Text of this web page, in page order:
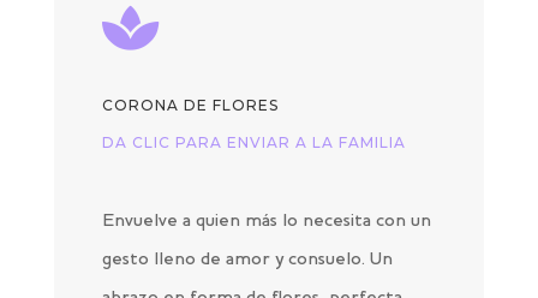

CORONA DE FLORES
DA CLIC PARA ENVIAR A LA FAMILIA
Envuelve a quien más lo necesita con un
gesto lleno de amor y consuelo. Un